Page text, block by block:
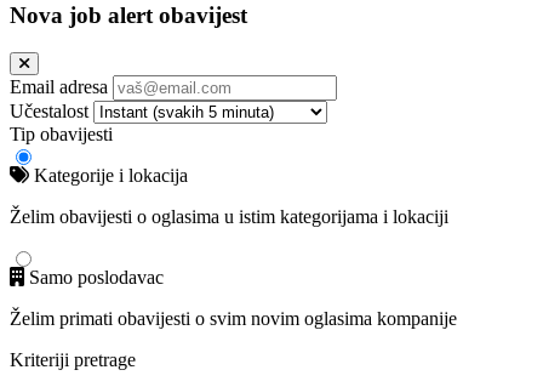
Nova job alert obavijest
Email adresa
Učestalost
Tip obavijesti
Kategorije i lokacija
Želim obavijesti o oglasima u istim kategorijama i lokaciji
Samo poslodavac
Želim primati obavijesti o svim novim oglasima kompanije
Kriteriji pretrage